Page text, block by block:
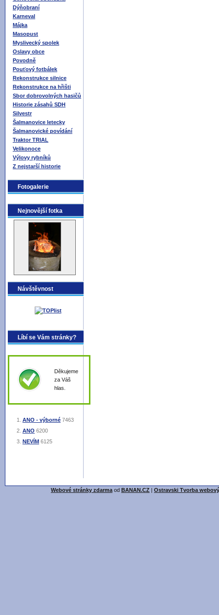
Dýňobraní
Karneval
Májka
Masopust
Myslivecký spolek
Oslavy obce
Povodně
Pouťový fotbálek
Rekonstrukce silnice
Rekonstrukce na hřišti
Sbor dobrovolných hasičů
Historie zásahů SDH
Silvestr
Šalmanovice letecky
Šalmanovické povídání
Traktor TRIAL
Velikonoce
Výlovy rybníků
Z nejstarší historie
Fotogalerie
Nejnovější fotka
Návštěvnost
Líbí se Vám stránky?
Děkujeme
za Váš
hlas.
ANO - výborné 7463
ANO 6200
NEVÍM 6125
Webové stránky zdarma od BANAN.CZ | Ostravski Tvorba